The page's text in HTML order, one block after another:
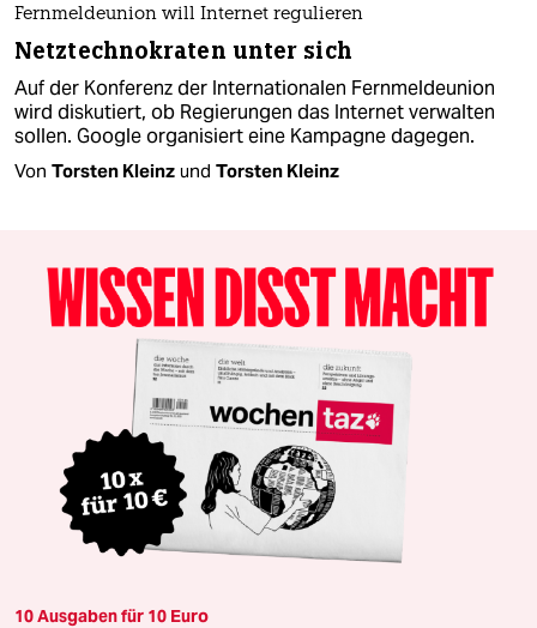
Fernmeldeunion will Internet regulieren
Netztechnokraten unter sich
Auf der Konferenz der Internationalen Fernmeldeunion
wird diskutiert, ob Regierungen das Internet verwalten
sollen. Google organisiert eine Kampagne dagegen.
Von Torsten Kleinz und Torsten Kleinz
10 Ausgaben für 10 Euro